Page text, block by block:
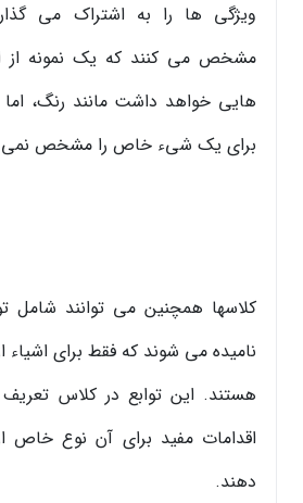
ویژگی ها را به اشتراک می
مشخص می کنند که یک نمونه از
هایی خواهد داشت مانند رنگ، اما
برای یک شیء خاص را مشخص نمی
کلاسها همچنین می توانند شامل
نامیده می شوند که فقط برای
هستند. این توابع در کلاس
اقدامات مفید برای آن نوع خاص
دهند.